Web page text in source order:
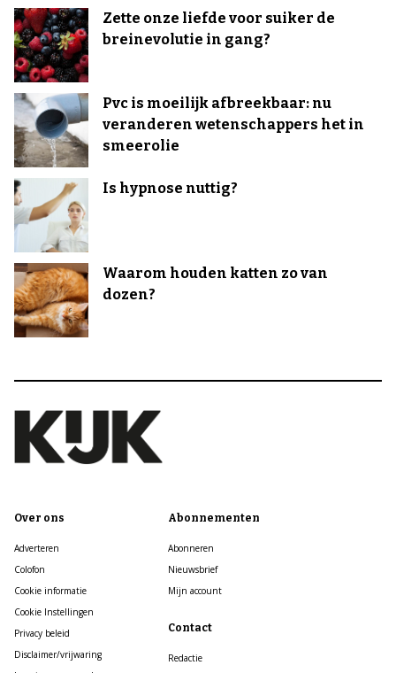
Zette onze liefde voor suiker de
breinevolutie in gang?
Pvc is moeilijk afbreekbaar: nu
veranderen wetenschappers het in
smeerolie
Is hypnose nuttig?
Waarom houden katten zo van
dozen?
Over ons
Adverteren
Colofon
Cookie informatie
Cookie Instellingen
Privacy beleid
Disclaimer/vrijwaring
Abonnementen
Abonneren
Nieuwsbrief
Mijn account
Contact
Redactie